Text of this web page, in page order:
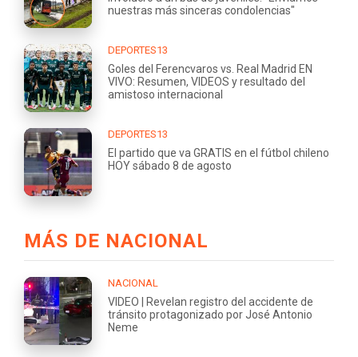
nuestras más sinceras condolencias"
DEPORTES13
Goles del Ferencvaros vs. Real Madrid EN
VIVO: Resumen, VIDEOS y resultado del
amistoso internacional
DEPORTES13
El partido que va GRATIS en el fútbol chileno
HOY sábado 8 de agosto
MÁS DE NACIONAL
NACIONAL
VIDEO | Revelan registro del accidente de
tránsito protagonizado por José Antonio
Neme